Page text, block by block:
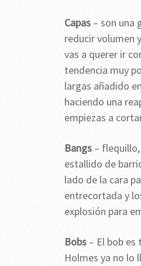
Capas – son una
reducir volumen
vas a querer ir
tendencia muy
largas añadido
haciendo una
empiezas a
Bangs –
estallido de
lado de la cara
entrecortada y
explosión para
Bobs – El bob
Holmes ya no lo